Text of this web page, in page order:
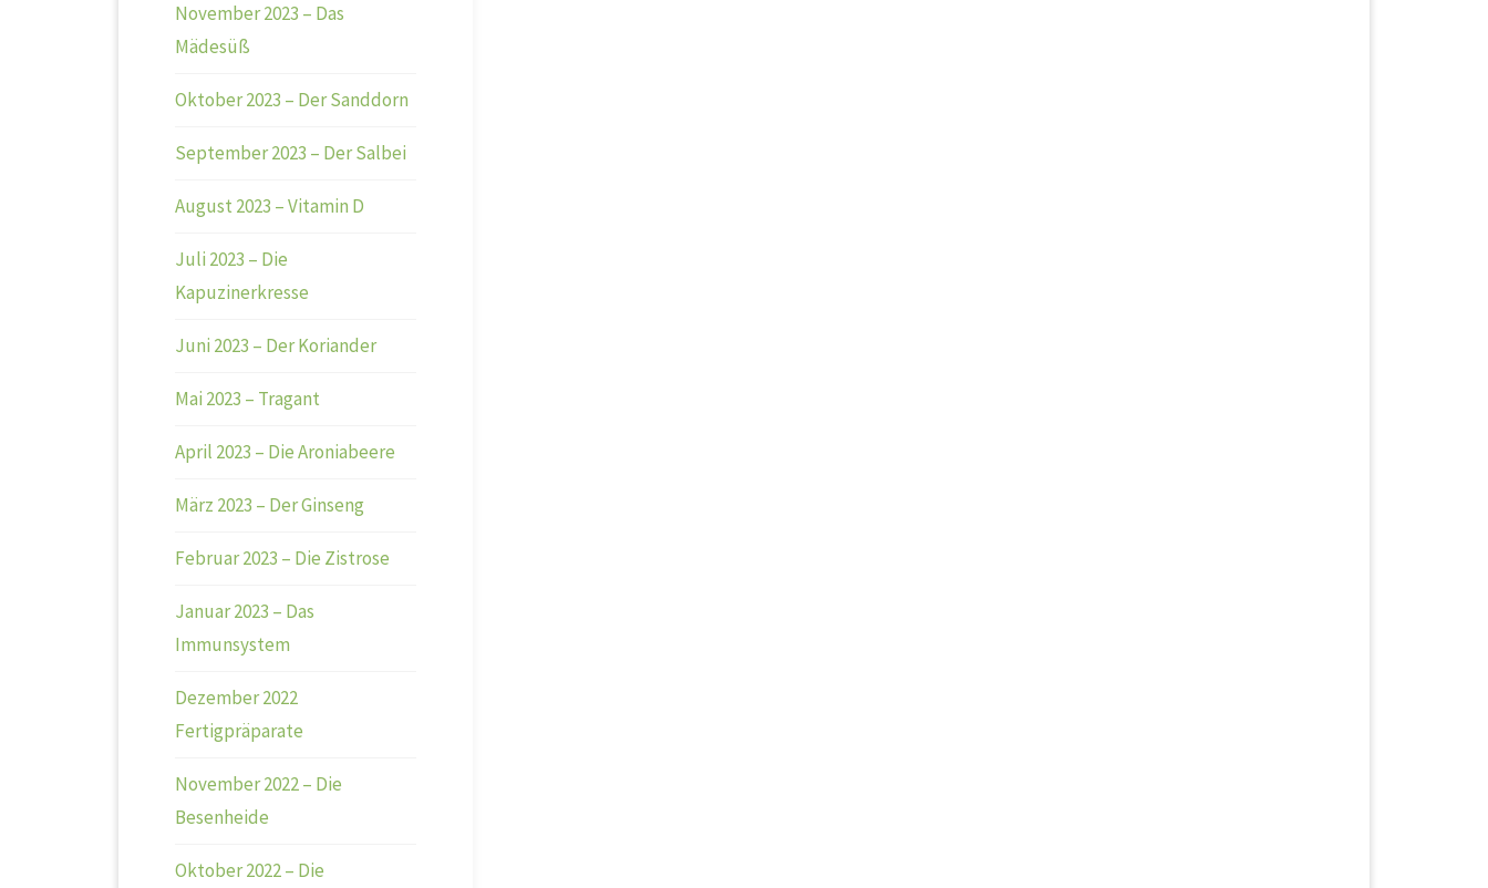
November 2023 – Das
Mädesüß
Oktober 2023 – Der Sanddorn
September 2023 – Der Salbei
August 2023 – Vitamin D
Juli 2023 – Die
Kapuzinerkresse
Juni 2023 – Der Koriander
Mai 2023 – Tragant
April 2023 – Die Aroniabeere
März 2023 – Der Ginseng
Februar 2023 – Die Zistrose
Januar 2023 – Das
Immunsystem
Dezember 2022
Fertigpräparate
November 2022 – Die
Besenheide
Oktober 2022 – Die